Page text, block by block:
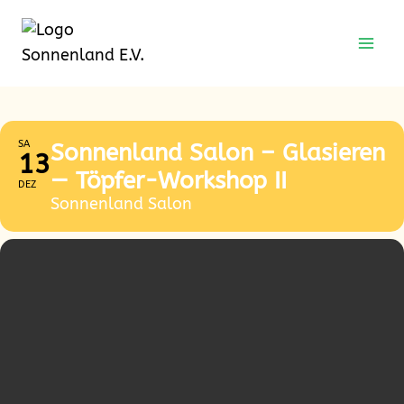
Inhalt
springen
Inhalt
springen
SA
13
DEZ
Sonnenland Salon – Glasieren
— Töpfer-Workshop II
Sonnenland Salon